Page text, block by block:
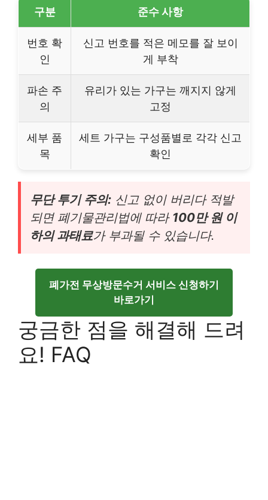
구분 준수 사항
번호 확
인
신고 번호를 적은 메모를 잘 보이
게 부착
파손 주
의
유리가 있는 가구는 깨지지 않게
고정
세부 품
목
세트 가구는 구성품별로 각각 신고
확인
무단 투기 주의: 신고 없이 버리다 적발
되면 폐기물관리법에 따라 100만 원 이
하의 과태료가 부과될 수 있습니다.
폐가전 무상방문수거 서비스 신청하기
바로가기
궁금한 점을 해결해 드려
요! FAQ